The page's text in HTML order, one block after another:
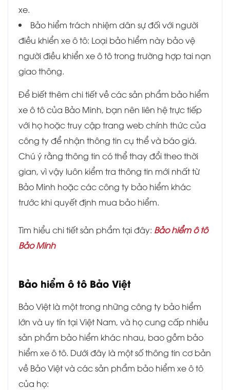
xe.
Bảo hiểm trách nhiệm dân sự đối với người
điều khiển xe ô tô: Loại bảo hiểm này bảo vệ
người điều khiển xe ô tô trong trường hợp tai nạn
giao thông.
Để biết thêm chi tiết về các sản phẩm bảo hiểm
xe ô tô của Bảo Minh, bạn nên liên hệ trực tiếp
với họ hoặc truy cập trang web chính thức của
công ty để nhận thông tin cụ thể và báo giá.
Chú ý rằng thông tin có thể thay đổi theo thời
gian, vì vậy luôn kiểm tra thông tin mới nhất từ
Bảo Minh hoặc các công ty bảo hiểm khác
trước khi quyết định mua bảo hiểm.
Tìm hiểu chi tiết sản phẩm tại đây: Bảo hiểm ô tô
Bảo Minh
Bảo hiểm ô tô Bảo Việt
Bảo Việt là một trong những công ty bảo hiểm
lớn và uy tín tại Việt Nam, và họ cung cấp nhiều
sản phẩm bảo hiểm khác nhau, bao gồm bảo
hiểm xe ô tô. Dưới đây là một số thông tin cơ bản
về Bảo Việt và các sản phẩm bảo hiểm xe ô tô
của họ: